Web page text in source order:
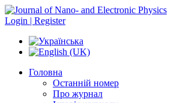
Login | Register
Головна
Останній номер
Про журнал